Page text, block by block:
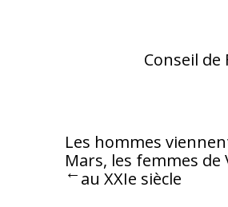
Conseil de
Les hommes
Mars, les femmes de
au XXIe siècle
→